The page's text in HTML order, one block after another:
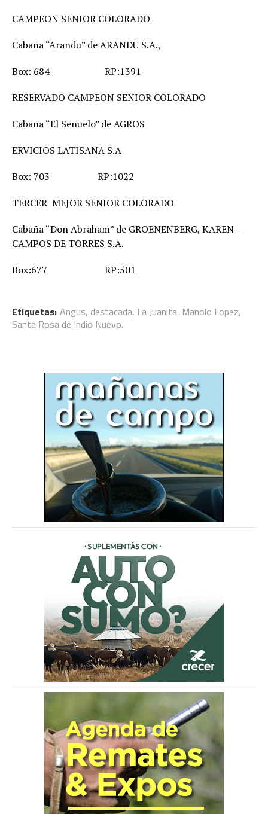
CAMPEON SENIOR COLORADO
Cabaña “Arandu” de ARANDU S.A.,
Box: 684 RP:1391
RESERVADO CAMPEON SENIOR COLORADO
Cabaña “El Señuelo” de AGROS
ERVICIOS LATISANA S.A
Box: 703 RP:1022
TERCER MEJOR SENIOR COLORADO
Cabaña “Don Abraham” de GROENENBERG, KAREN –
CAMPOS DE TORRES S.A.
Box:677 RP:501
Etiquetas: Angus, destacada, La Juanita, Manolo Lopez,
Santa Rosa de Indio Nuevo.